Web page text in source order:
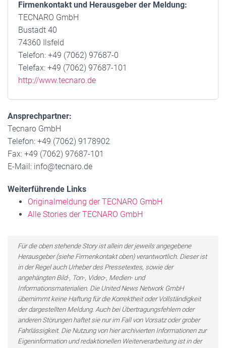
Firmenkontakt und Herausgeber der Meldung:
TECNARO GmbH
Bustadt 40
74360 Ilsfeld
Telefon: +49 (7062) 97687-0
Telefax: +49 (7062) 97687-101
http://www.tecnaro.de
Ansprechpartner:
Tecnaro GmbH
Telefon: +49 (7062) 9178902
Fax: +49 (7062) 97687-101
E-Mail: info@tecnaro.de
Weiterführende Links
Originalmeldung der TECNARO GmbH
Alle Stories der TECNARO GmbH
Für die oben stehende Story ist allein der jeweils angegebene
Herausgeber (siehe Firmenkontakt oben) verantwortlich. Dieser ist
in der Regel auch Urheber des Pressetextes, sowie der
angehängten Bild-, Ton-, Video-, Medien- und
Informationsmaterialien. Die United News Network GmbH
übernimmt keine Haftung für die Korrektheit oder Vollständigkeit
der dargestellten Meldung. Auch bei Übertragungsfehlern oder
anderen Störungen haftet sie nur im Fall von Vorsatz oder grober
Fahrlässigkeit. Die Nutzung von hier archivierten Informationen zur
Eigeninformation und redaktionellen Weiterverarbeitung ist in der